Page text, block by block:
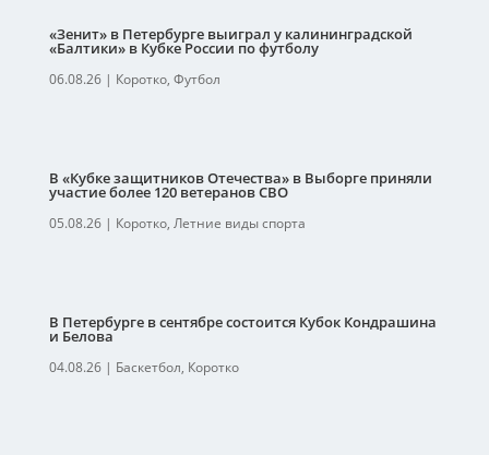
«Зенит» в Петербурге выиграл у калининградской
«Балтики» в Кубке России по футболу
06.08.26| Коротко, Футбол
В «Кубке защитников Отечества» в Выборге приняли
участие более 120 ветеранов СВО
05.08.26| Коротко, Летние виды спорта
В Петербурге в сентябре состоится Кубок Кондрашина
и Белова
04.08.26| Баскетбол, Коротко